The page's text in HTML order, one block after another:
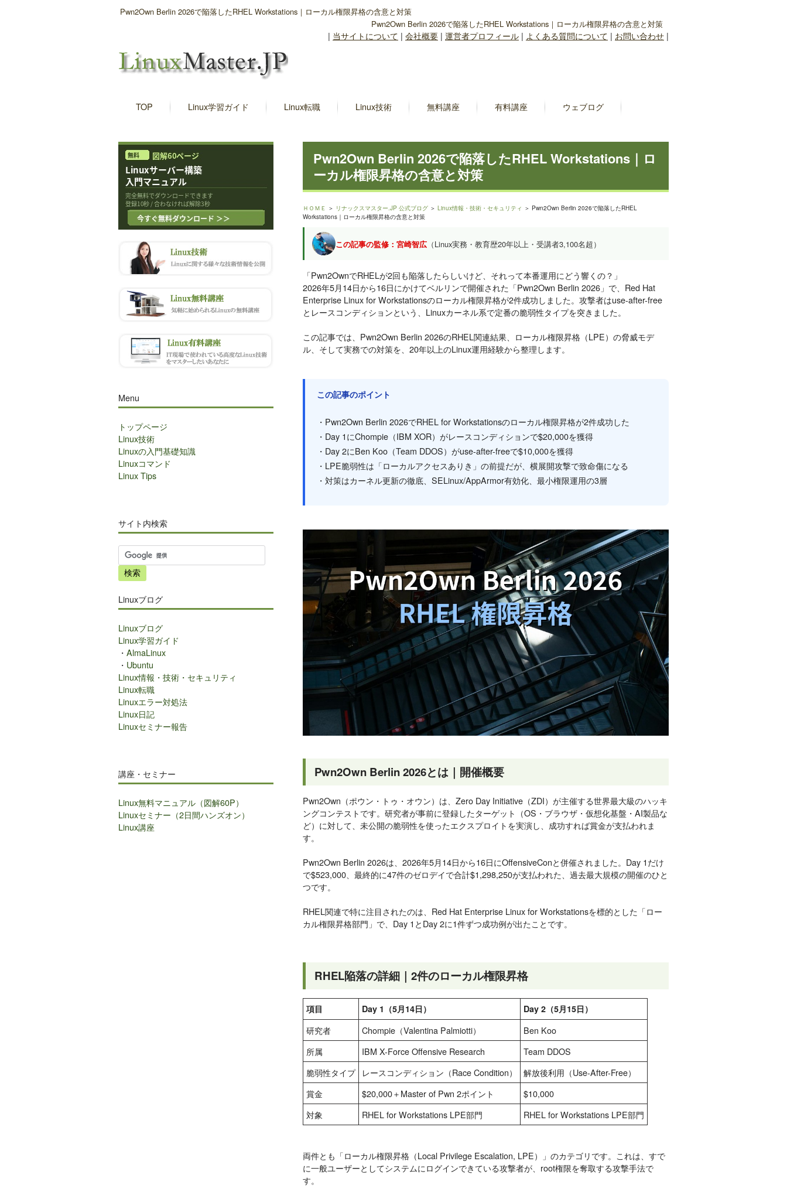
Pwn2Own Berlin 2026で陥落したRHEL Workstations｜ローカル権限昇格の含意と対策
Pwn2Own Berlin 2026で陥落したRHEL Workstations｜ローカル権限昇格の含意と対策
| 当サイトについて | 会社概要 | 運営者プロフィール | よくある質問について | お問い合わせ |
TOP Linux学習ガイド Linux転職 Linux技術 無料講座 有料講座 ウェブログ
Pwn2Own Berlin 2026で陥落したRHEL Workstations｜ロ
ーカル権限昇格の含意と対策
ＨＯＭＥ ＞ リナックスマスター.JP 公式ブログ ＞ Linux情報・技術・セキュリティ ＞ Pwn2Own Berlin 2026で陥落したRHEL
Workstations｜ローカル権限昇格の含意と対策
この記事の監修：宮崎智広（Linux実務・教育歴20年以上・受講者3,100名超）
「Pwn2OwnでRHELが2回も陥落したらしいけど、それって本番運用にどう響くの？」
2026年5月14日から16日にかけてベルリンで開催された「Pwn2Own Berlin 2026」で、Red Hat
Enterprise Linux for Workstationsのローカル権限昇格が2件成功しました。攻撃者はuse-after-free
とレースコンディションという、Linuxカーネル系で定番の脆弱性タイプを突きました。
この記事では、Pwn2Own Berlin 2026のRHEL関連結果、ローカル権限昇格（LPE）の脅威モデ
ル、そして実務での対策を、20年以上のLinux運用経験から整理します。
この記事のポイント
・Pwn2Own Berlin 2026でRHEL for Workstationsのローカル権限昇格が2件成功した
・Day 1にChompie（IBM XOR）がレースコンディションで$20,000を獲得
・Day 2にBen Koo（Team DDOS）がuse-after-freeで$10,000を獲得
・LPE脆弱性は「ローカルアクセスありき」の前提だが、横展開攻撃で致命傷になる
・対策はカーネル更新の徹底、SELinux/AppArmor有効化、最小権限運用の3層
Pwn2Own Berlin 2026とは｜開催概要
Pwn2Own（ポウン・トゥ・オウン）は、Zero Day Initiative（ZDI）が主催する世界最大級のハッキ
ングコンテストです。研究者が事前に登録したターゲット（OS・ブラウザ・仮想化基盤・AI製品な
ど）に対して、未公開の脆弱性を使ったエクスプロイトを実演し、成功すれば賞金が支払われま
す。
Pwn2Own Berlin 2026は、2026年5月14日から16日にOffensiveConと併催されました。Day 1だけ
で$523,000、最終的に47件のゼロデイで合計$1,298,250が支払われた、過去最大規模の開催のひと
つです。
RHEL関連で特に注目されたのは、Red Hat Enterprise Linux for Workstationsを標的とした「ロー
カル権限昇格部門」で、Day 1とDay 2に1件ずつ成功例が出たことです。
RHEL陥落の詳細｜2件のローカル権限昇格
項目 Day 1（5月14日） Day 2（5月15日）
研究者 Chompie（Valentina Palmiotti）
Ben Koo
所属
IBM X-Force Offensive Research
Team DDOS
脆弱性タイプ
レースコンディション（Race Condition）
解放後利用（Use-After-Free）
賞金
$20,000＋Master of Pwn 2ポイント
$10,000
対象
RHEL for Workstations LPE部門 RHEL for Workstations LPE部門
両件とも「ローカル権限昇格（Local Privilege Escalation, LPE）」のカテゴリです。これは、すで
に一般ユーザーとしてシステムにログインできている攻撃者が、root権限を奪取する攻撃手法で
す。
Menu
トップページ
Linux技術
Linuxの入門基礎知識
Linuxコマンド
Linux Tips
サイト内検索
サ
イ
ト
検
索
Linuxブログ
Linuxブログ
Linux学習ガイド
・ AlmaLinux
・ Ubuntu
Linux情報・技術・セキュリティ
Linux転職
Linuxエラー対処法
Linux日記
Linuxセミナー報告
講座・セミナー
Linux無料マニュアル（図解60P）
Linuxセミナー（2日間ハンズオン）
Linux講座